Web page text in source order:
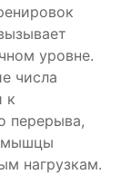
уровне.
числа
к
перерыва,
мышцы
нагрузкам.